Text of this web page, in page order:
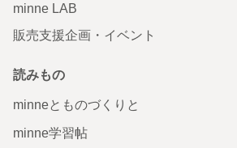
minne LAB
販売支援企画・イベント
読みもの
minneとものづくりと
minne学習帖